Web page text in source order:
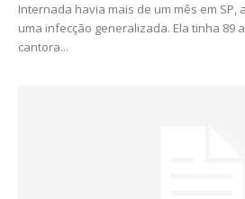
Internada havia mais de um mês em SP,
uma infecção generalizada. Ela tinha 89
cantora...